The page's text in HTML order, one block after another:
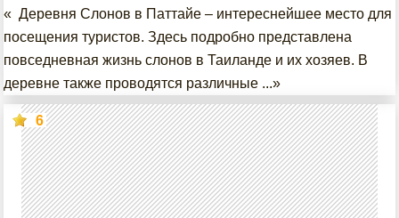
« Деревня Слонов в Паттайе – интереснейшее место для
посещения туристов. Здесь подробно представлена
повседневная жизнь слонов в Таиланде и их хозяев. В
деревне также проводятся различные ...»
6